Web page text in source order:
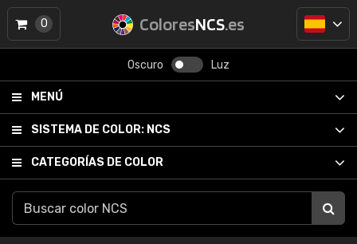
ColoresNCS.es
Oscuro Luz
MENÚ
SISTEMA DE COLOR: NCS
CATEGORÍAS DE COLOR
0